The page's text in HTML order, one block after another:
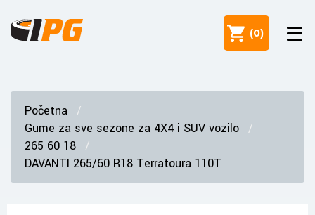
(0)
Početna
Gume za sve sezone za 4X4 i SUV vozilo
265 60 18
DAVANTI 265/60 R18 Terratoura 110T